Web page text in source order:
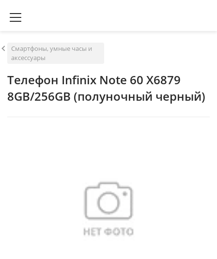
Смартфоны, умные часы и
аксессуары
Телефон Infinix Note 60 X6879
8GB/256GB (полуночный черный)